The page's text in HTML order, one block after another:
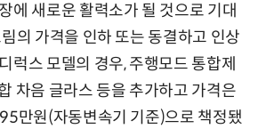
에 새로운 활력소가 될 것으로 기대
의 가격을 인하 또는 동결하고 인상
럭스 모델의 경우, 주행모드 통합제
차음 글라스 등을 추가하고 가격은
만원(자동변속기 기준)으로 책정됐